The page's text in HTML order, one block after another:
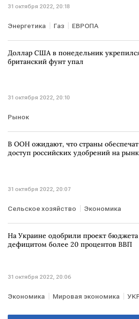
31 октября 2022, 20:18
Энергетика Газ ЕВРОПА
Доллар США в понедельник
британский фунт упал
31 октября 2022, 20:10
Рынок
В ООН ожидают, что страны обеспечат
доступ российских удобрений на
31 октября 2022, 20:07
Сельское хозяйство Экономика
Мировая экономика ООН
РОССИЯ
На Украине одобрили проект бюджета
дефицитом более 20 процентов ВВП
31 октября 2022, 20:06
Экономика Мировая экономика
ВВП
дефицит